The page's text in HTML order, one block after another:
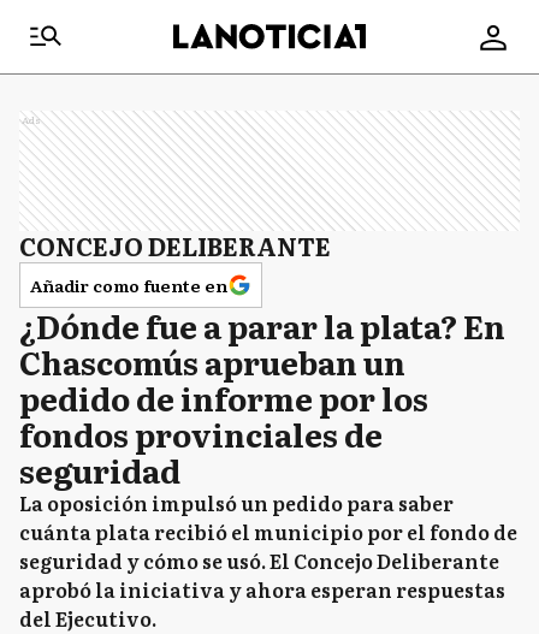
Ads
CONCEJO DELIBERANTE
Añadir como fuente en
¿Dónde fue a parar la plata? En
Chascomús aprueban un
pedido de informe por los
fondos provinciales de
seguridad
La oposición impulsó un pedido para saber
cuánta plata recibió el municipio por el fondo de
seguridad y cómo se usó. El Concejo Deliberante
aprobó la iniciativa y ahora esperan respuestas
del Ejecutivo.